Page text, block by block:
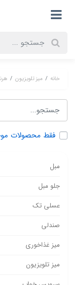
خانه میز تلویزیون
فقط محصولات
مبل
جلو مبل
عسلی تک
صندلی
میز غذاخوری
میز تلویزیون